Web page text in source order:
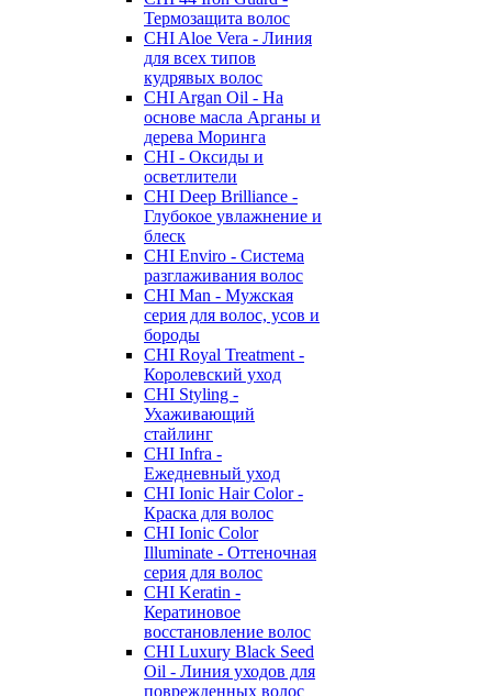
Термозащита волос
CHI Aloe Vera - Линия
для всех типов
кудрявых волос
CHI Argan Oil - На
основе масла Арганы и
дерева Моринга
CHI - Оксиды и
осветлители
CHI Deep Brilliance -
Глубокое увлажнение и
блеск
CHI Enviro - Система
разглаживания волос
CHI Man - Мужская
серия для волос, усов и
бороды
CHI Royal Treatment -
Королевский уход
CHI Styling -
Ухаживающий
стайлинг
CHI Infra -
Ежедневный уход
CHI Ionic Hair Color -
Краска для волос
CHI Ionic Color
Illuminate - Оттеночная
серия для волос
CHI Keratin -
Кератиновое
восстановление волос
CHI Luxury Black Seed
Oil - Линия уходов для
поврежденных волос